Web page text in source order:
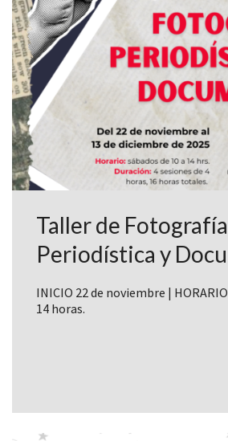
Taller de Fotografía
Periodística y
INICIO 22 de noviembre |
14 horas.